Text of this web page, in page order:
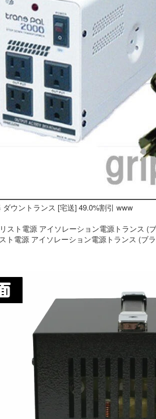
ダウントランス [宅送] 49.0%割引 www
ト電源 アイソレーション電源トランス (ブ